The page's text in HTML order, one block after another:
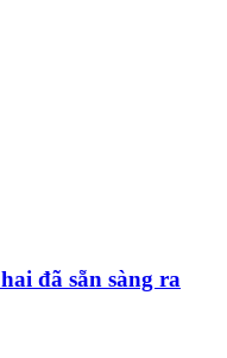
đã sẵn sàng ra